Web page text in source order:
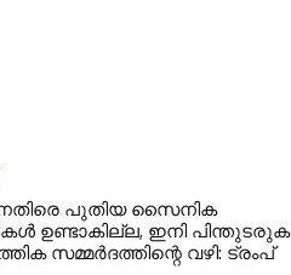
പുതിയ സൈനിക
ഉണ്ടാകില്ല, ഇനി പിന്തുടരുക
സമ്മര്‍ദത്തിന്റെ വഴി: ട്രംപ്